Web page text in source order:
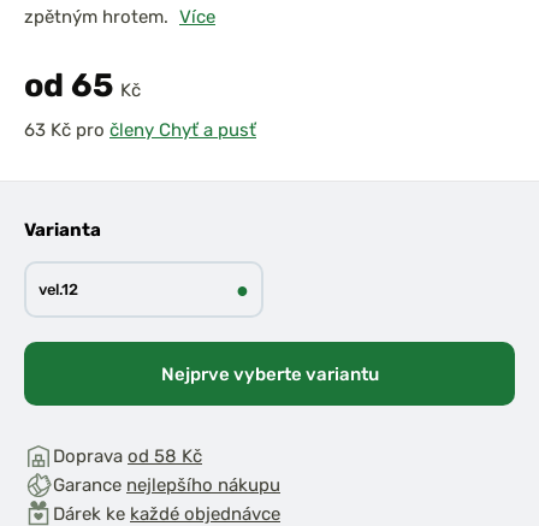
zpětným hrotem. Více
od 65 Kč
pro členy Chyť a pusť
Varianta
vel.12 ●
Nejprve vyberte variantu
Doprava od 58 Kč
Garance nejlepšího nákupu
Dárek ke každé objednávce